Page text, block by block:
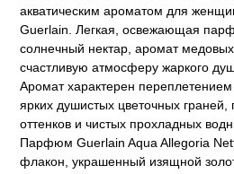
акватическим ароматом для
Guerlain. Легкая, освежающая
солнечный нектар, аромат
счастливую атмосферу жаркого
Аромат характерен
ярких душистых цветочных граней,
оттенков и чистых прохладных
Парфюм Guerlain Aqua Allegoria
флакон, украшенный изящной